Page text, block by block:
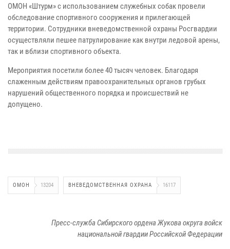
ОМОН «Штурм» с использованием служебных собак провели
обследование спортивного сооружения и прилегающей
территории. Сотрудники вневедомственной охраны Росгвардии
осуществляли пешее патрулирование как внутри ледовой арены,
так и вблизи спортивного объекта.
Мероприятия посетили более 40 тысяч человек. Благодаря
слаженным действиям правоохранительных органов грубых
нарушений общественного порядка и происшествий не
допущено.
ОМОН 13204 ВНЕВЕДОМСТВЕННАЯ ОХРАНА 16117
Пресс-служба Сибирского ордена Жукова округа войск
национальной гвардии Российской Федерации